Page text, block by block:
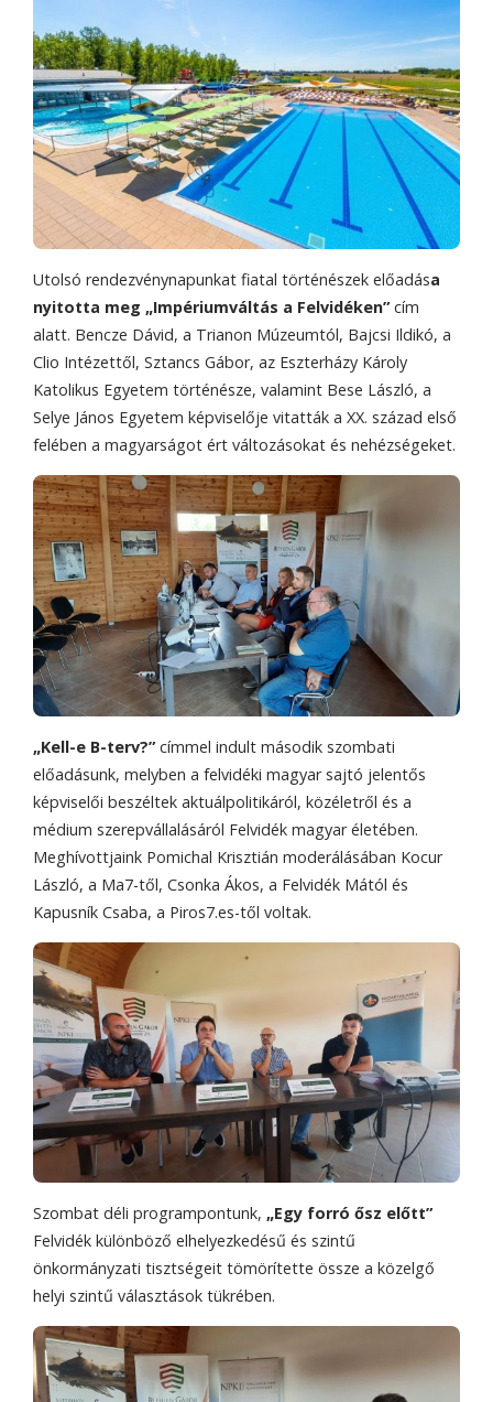
Utolsó rendezvénynapunkat fiatal történészek előadása
nyitotta meg „Impériumváltás a Felvidéken” cím
alatt. Bencze Dávid, a Trianon Múzeumtól, Bajcsi Ildikó, a
Clio Intézettől, Sztancs Gábor, az Eszterházy Károly
Katolikus Egyetem történésze, valamint Bese László, a
Selye János Egyetem képviselője vitatták a XX. század első
felében a magyarságot ért változásokat és nehézségeket.
„Kell-e B-terv?” címmel indult második szombati
előadásunk, melyben a felvidéki magyar sajtó jelentős
képviselői beszéltek aktuálpolitikáról, közéletről és a
médium szerepvállalásáról Felvidék magyar életében.
Meghívottjaink Pomichal Krisztián moderálásában Kocur
László, a Ma7-től, Csonka Ákos, a Felvidék Mától és
Kapusník Csaba, a Piros7.es-től voltak.
Szombat déli programpontunk, „Egy forró ősz előtt”
Felvidék különböző elhelyezkedésű és szintű
önkormányzati tisztségeit tömörítette össze a közelgő
helyi szintű választások tükrében.